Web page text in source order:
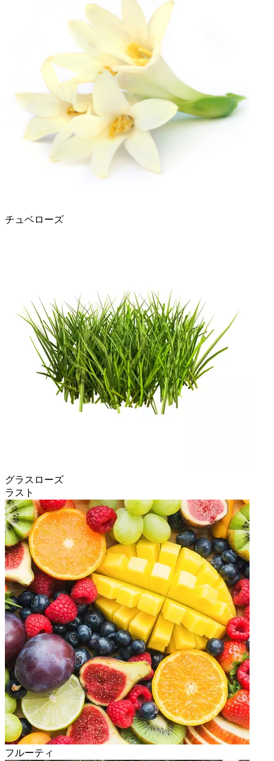
チュベローズ
グラスローズ
ラスト
フルーティ